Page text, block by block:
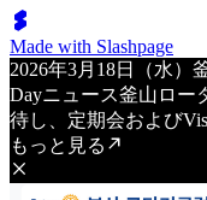
Made with Slashpage
2026年3月18日（水）
Dayニュース釜山ロー
待し、定期会および
もっと見る